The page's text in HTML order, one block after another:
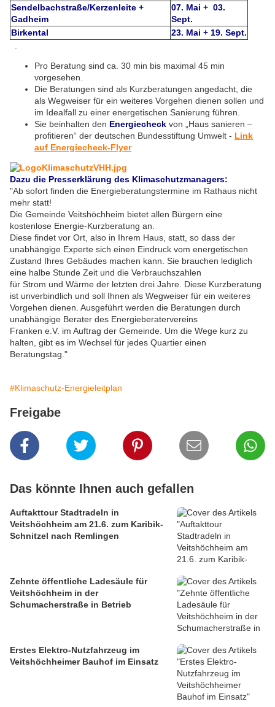
Sendelbachstraße/Kerzenleite +
Gadheim
07. Mai + 03.
Sept.
Birkental
23. Mai + 19. Sept.
Pro Beratung sind ca. 30 min bis maximal 45 min
vorgesehen.
Die Beratungen sind als Kurzberatungen angedacht, die
als Wegweiser für ein weiteres Vorgehen dienen sollen und
im Idealfall zu einer energetischen Sanierung führen.
Sie beinhalten den Energiecheck von „Haus sanieren –
profitieren“ der deutschen Bundesstiftung Umwelt - Link
auf Energiecheck-Flyer
Dazu die Presserklärung des Klimaschutzmanagers:
"Ab sofort finden die Energieberatungstermine im Rathaus nicht
mehr statt!
Die Gemeinde Veitshöchheim bietet allen Bürgern eine
kostenlose Energie-Kurzberatung an.
Diese findet vor Ort, also in Ihrem Haus, statt, so dass der
unabhängige Experte sich einen Eindruck vom energetischen
Zustand Ihres Gebäudes machen kann. Sie brauchen lediglich
eine halbe Stunde Zeit und die Verbrauchszahlen
für Strom und Wärme der letzten drei Jahre. Diese Kurzberatung
ist unverbindlich und soll Ihnen als Wegweiser für ein weiteres
Vorgehen dienen. Ausgeführt werden die Beratungen durch
unabhängige Berater des Energieberatervereins
Franken e.V. im Auftrag der Gemeinde. Um die Wege kurz zu
halten, gibt es im Wechsel für jedes Quartier einen
Beratungstag."
#Klimaschutz-Energieleitplan
Freigabe
Das könnte Ihnen auch gefallen
Auftakttour Stadtradeln in
Veitshöchheim am 21.6. zum Karibik-
Schnitzel nach Remlingen
Zehnte öffentliche Ladesäule für
Veitshöchheim in der
Schumacherstraße in Betrieb
Erstes Elektro-Nutzfahrzeug im
Veitshöchheimer Bauhof im Einsatz